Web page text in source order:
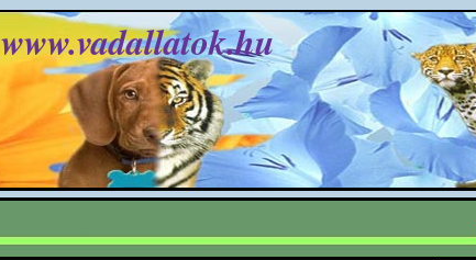
www.vadallatok.hu